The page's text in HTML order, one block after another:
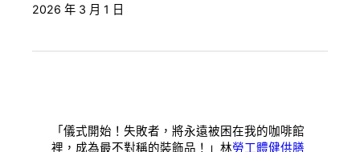
2026 年 3 月 1 日
「儀式開始！失敗者，將永遠被困在我的咖啡館
裡，成為最不對稱的裝飾品！」林勞工體健供膳